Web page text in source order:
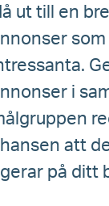
ut till en
i
att
på ditt